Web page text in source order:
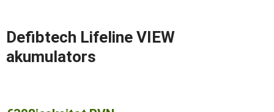
Defibtech Lifeline VIEW
akumulators